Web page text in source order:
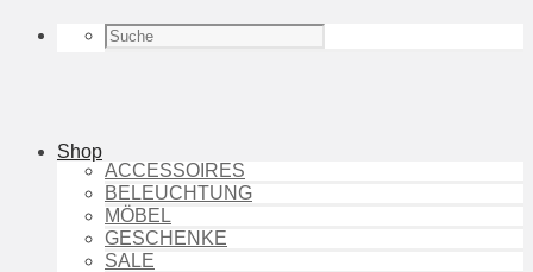
Shop
ACCESSOIRES
BELEUCHTUNG
MÖBEL
GESCHENKE
SALE